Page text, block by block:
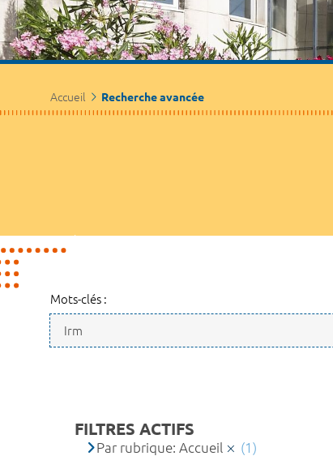
Accueil Recherche avancée
Mots-clés :
FILTRES ACTIFS
Par rubrique: Accueil (1)